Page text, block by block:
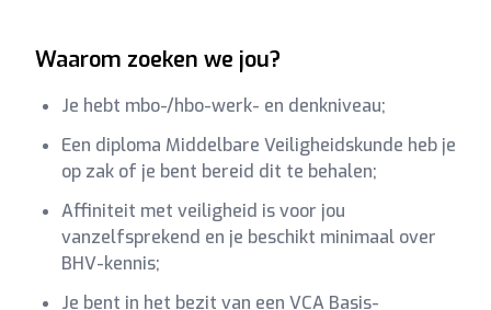
Waarom zoeken we jou?
Je hebt mbo-/hbo-werk- en denkniveau;
Een diploma Middelbare Veiligheidskunde heb je
op zak of je bent bereid dit te behalen;
Affiniteit met veiligheid is voor jou
vanzelfsprekend en je beschikt minimaal over
BHV-kennis;
Je bent in het bezit van een VCA Basis-